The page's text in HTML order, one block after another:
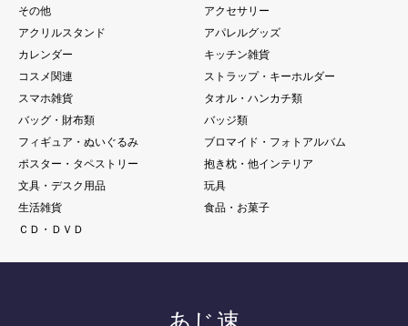
その他
アクセサリー
アクリルスタンド
アパレルグッズ
カレンダー
キッチン雑貨
コスメ関連
ストラップ・キーホルダー
スマホ雑貨
タオル・ハンカチ類
バッグ・財布類
バッジ類
フィギュア・ぬいぐるみ
ブロマイド・フォトアルバム
ポスター・タペストリー
抱き枕・他インテリア
文具・デスク用品
玩具
生活雑貨
食品・お菓子
ＣＤ・ＤＶＤ